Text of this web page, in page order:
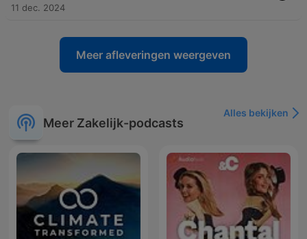
11 dec. 2024
Meer afleveringen weergeven
Meer Zakelijk-podcasts
Alles bekijken